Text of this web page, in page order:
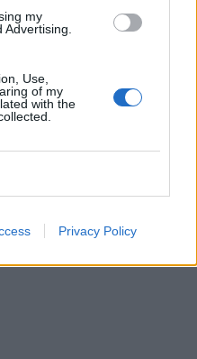
my
Use,
of my
with the
Privacy Policy